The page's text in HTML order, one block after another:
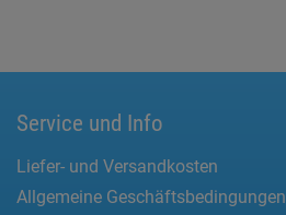
Service und Info
Liefer- und Versandkosten
Allgemeine Geschäftsbedingungen